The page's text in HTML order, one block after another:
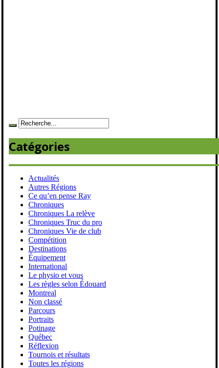
Catégories
Actualités
Autres Régions
Ce qu’en pense Ray
Chroniques
Chroniques La relève
Chroniques Truc du pro
Chroniques Vie de club
Compétition
Destinations
Équipement
International
Le physio et vous
Les règles selon Édouard
Montreal
Non classé
Parcours
Portraits
Potinage
Québec
Réflexion
Tournois et résultats
Toutes les régions